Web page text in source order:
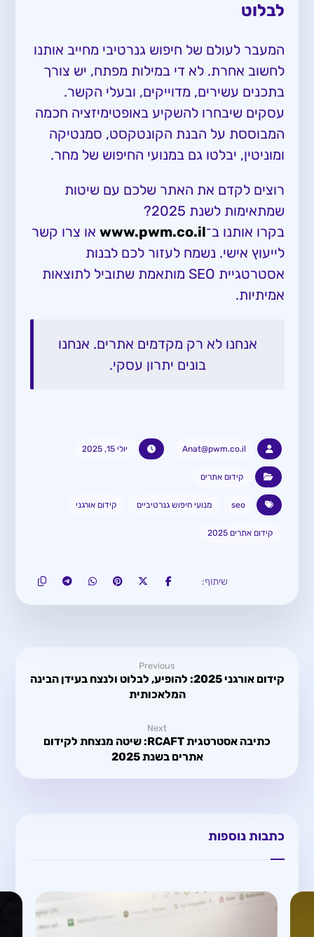
לבלוט
המעבר לעולם של חיפוש גנרטיבי מחייב אותנו
לחשוב אחרת. לא די במילות מפתח, יש צורך
בתכנים עשירים, מדוייקים, ובעלי הקשר.
עסקים שיבחרו להשקיע באופטימיזציה חכמה
המבוססת על הבנת הקונטקסט, סמנטיקה
ומוניטין, יבלטו גם במנועי החיפוש של מחר.
רוצים לקדם את האתר שלכם עם שיטות
שמתאימות לשנת 2025?
בקרו אותנו ב־www.pwm.co.il או צרו קשר
לייעוץ אישי. נשמח לעזור לכם לבנות
אסטרטגיית SEO מותאמת שתוביל לתוצאות
אמיתיות.
אנחנו לא רק מקדמים אתרים. אנחנו
בונים יתרון עסקי.
Anat@pwm.co.il יולי 15, 2025
קידום אתרים
seo מנועי חיפוש גנרטיביים קידום אורגני
קידום אתרים 2025
Previous
קידום אורגני 2025: להופיע, לבלוט ולנצח בעידן הבינה
המלאכותית
Next
כתיבה אסטרטגית RCAFT: שיטה מנצחת לקידום
אתרים בשנת 2025
כתבות נוספות